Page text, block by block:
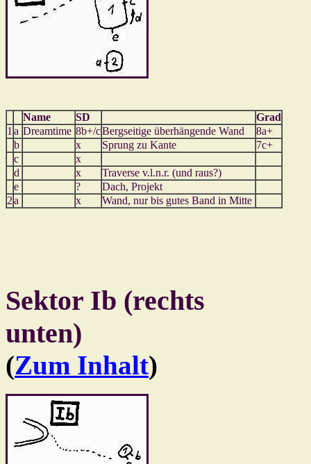
Name SD
Grad
1 a Dreamtime 8b+/cBergseitige überhängende Wand
8a+
b
x Sprung zu Kante
7c+
c
x
d
x
Traverse v.l.n.r. (und raus?)
e
?
Dach, Projekt
2a x Wand, nur bis gutes Band in Mitte
Sektor Ib (rechts
unten)
(Zum Inhalt)